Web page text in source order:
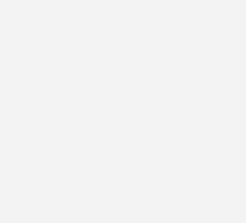
R410A-System
Kältemittels R32 bei den
den
erreicht, dass im Falle